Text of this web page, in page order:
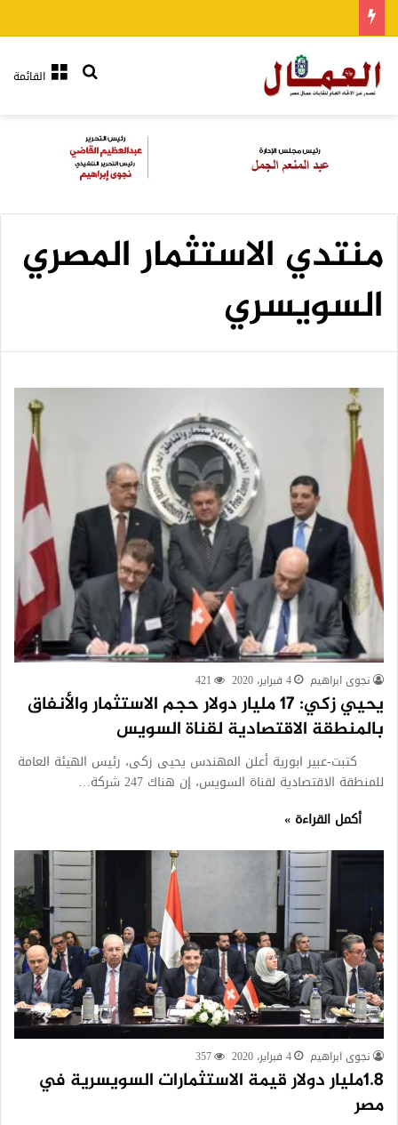
القائمةبحث عن
منتدي الاستثمار المصري
السويسري
نجوى ابراهيم 4 فبراير، 2020 421
يحيي زكي: 17 مليار دولار حجم الاستثمار والأنفاق
بالمنطقة الاقتصادية لقناة السويس
كتبت-عبير ابورية أعلن المهندس يحيى زكى، رئيس الهيئة العامة
للمنطقة الاقتصادية لقناة السويس، إن هناك 247 شركة…
أكمل القراءة »
نجوى ابراهيم 4 فبراير، 2020 357
1.8مليار دولار قيمة الاستثمارات السويسرية في
مصر